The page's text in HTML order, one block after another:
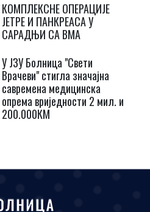
КОМПЛЕКСНЕ ОПЕРАЦИЈЕ
ЈЕТРЕ И ПАНКРЕАСА У
САРАДЊИ СА ВМА
У ЈЗУ Болница "Свети
Врачеви" стигла значајна
савремена медицинска
опрема вриједности 2 мил. и
200.000КМ